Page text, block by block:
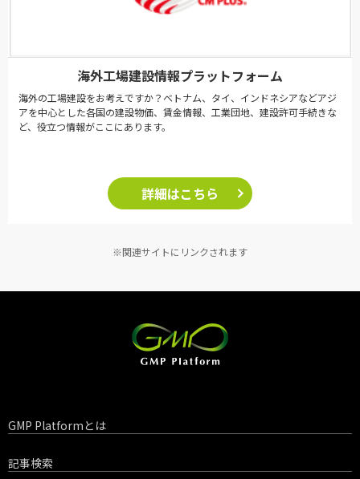
海外工場建設情報プラットフォーム
海外の工場建設をお考えですか？ベトナム、タイ、インドネシアなどアジ
アを中心とした各国の建設物価、賃金情報、工業団地、建設許可手続きな
ど、役立つ情報がここにあります。
詳細はこちら
※関連サイトにリンクされます
GMP Platformとは
記事検索